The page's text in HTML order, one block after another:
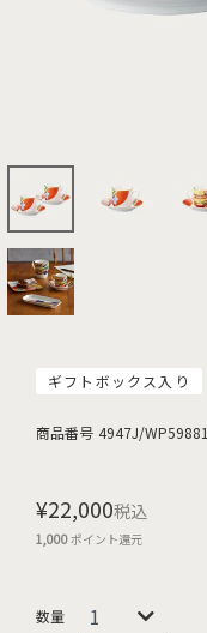
ギフトボックス入り
商品番号 4947J/WP59881
¥22,000税込
1,000ポイント還元